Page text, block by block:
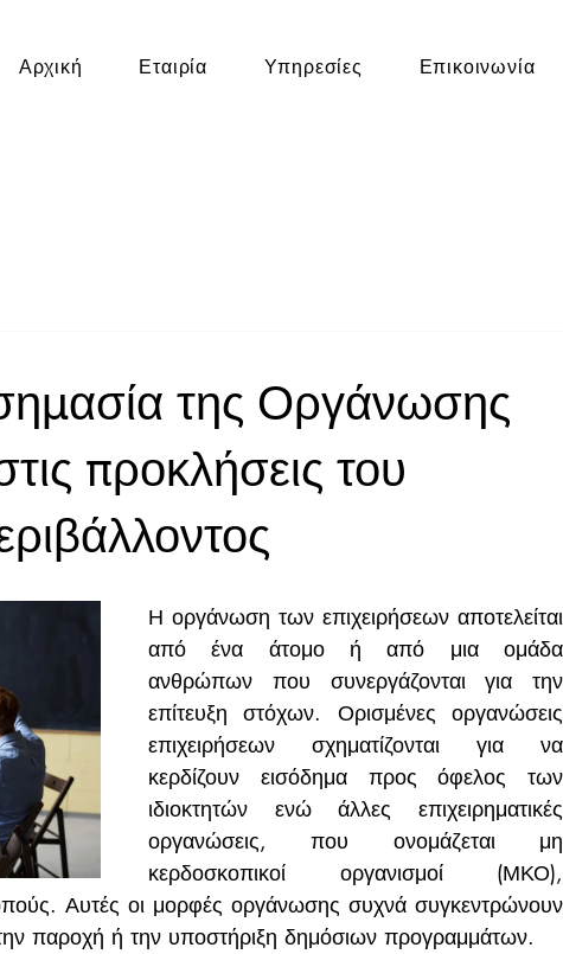
Αρχική Εταιρία Υπηρεσίες Επικοινωνία
της Οργάνωσης
προκλήσεις του
Η οργάνωση των επιχειρήσεων αποτελείται
από ένα άτομο ή από μια ομάδα
ανθρώπων που συνεργάζονται για την
επίτευξη στόχων. Ορισμένες οργανώσεις
επιχειρήσεων σχηματίζονται για να
κερδίζουν εισόδημα προς όφελος των
ιδιοκτητών ενώ άλλες επιχειρηματικές
οργανώσεις, που ονομάζεται μη
κερδοσκοπικοί οργανισμοί (ΜΚΟ),
Αυτές οι μορφές οργάνωσης συχνά συγκεντρώνουν
παροχή ή την υποστήριξη δημόσιων προγραμμάτων.